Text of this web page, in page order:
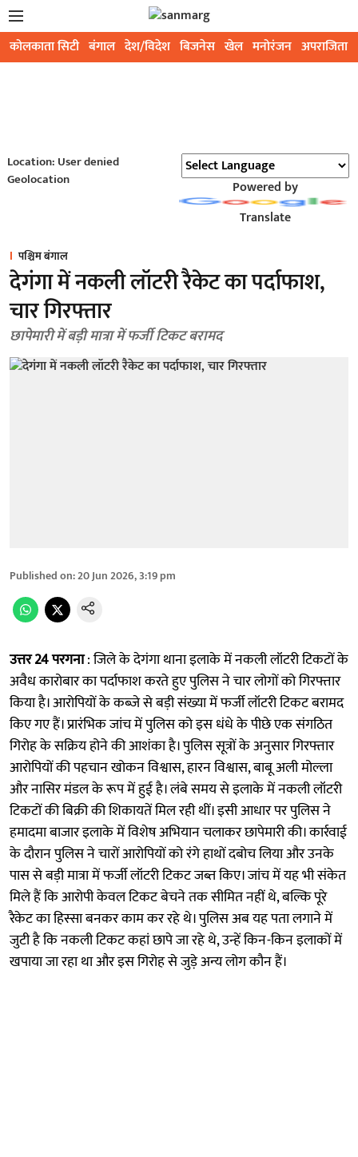
कोलकाता सिटी बंगाल देश/विदेश बिजनेस खेल मनोरंजन अपराजिता
Location: User denied
Geolocation
Powered by
Translate
पश्चिम बंगाल
देगंगा में नकली लॉटरी रैकेट का पर्दाफाश,
चार गिरफ्तार
छापेमारी में बड़ी मात्रा में फर्जी टिकट बरामद
Published on:20 Jun 2026, 3:19 pm
उत्तर 24 परगना: जिले के देगंगा थाना इलाके में नकली लॉटरी टिकटों के
अवैध कारोबार का पर्दाफाश करते हुए पुलिस ने चार लोगों को गिरफ्तार
किया है। आरोपियों के कब्जे से बड़ी संख्या में फर्जी लॉटरी टिकट बरामद
किए गए हैं। प्रारंभिक जांच में पुलिस को इस धंधे के पीछे एक संगठित
गिरोह के सक्रिय होने की आशंका है। पुलिस सूत्रों के अनुसार गिरफ्तार
आरोपियों की पहचान खोकन विश्वास, हारन विश्वास, बाबू अली मोल्ला
और नासिर मंडल के रूप में हुई है। लंबे समय से इलाके में नकली लॉटरी
टिकटों की बिक्री की शिकायतें मिल रही थीं। इसी आधार पर पुलिस ने
हमादमा बाजार इलाके में विशेष अभियान चलाकर छापेमारी की। कार्रवाई
के दौरान पुलिस ने चारों आरोपियों को रंगे हाथों दबोच लिया और उनके
पास से बड़ी मात्रा में फर्जी लॉटरी टिकट जब्त किए। जांच में यह भी संकेत
मिले हैं कि आरोपी केवल टिकट बेचने तक सीमित नहीं थे, बल्कि पूरे
रैकेट का हिस्सा बनकर काम कर रहे थे। पुलिस अब यह पता लगाने में
जुटी है कि नकली टिकट कहां छापे जा रहे थे, उन्हें किन-किन इलाकों में
खपाया जा रहा था और इस गिरोह से जुड़े अन्य लोग कौन हैं।